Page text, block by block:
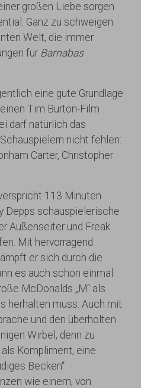
großen Liebe sorgen
Ganz zu schweigen
Welt, die immer
für Barnabas
eine gute Grundlage
Tim Burton-Film
darf natürlich das
nicht fehlen:
Carter, Christopher
113 Minuten
Depps schauspielerische
Außenseiter und Freak
Mit hervorragend
er sich durch die
es auch schon einmal
McDonalds „M“ als
herhalten muss. Auch mit
und den überholten
Wirbel, denn zu
Kompliment, eine
Becken“
wie einem, von